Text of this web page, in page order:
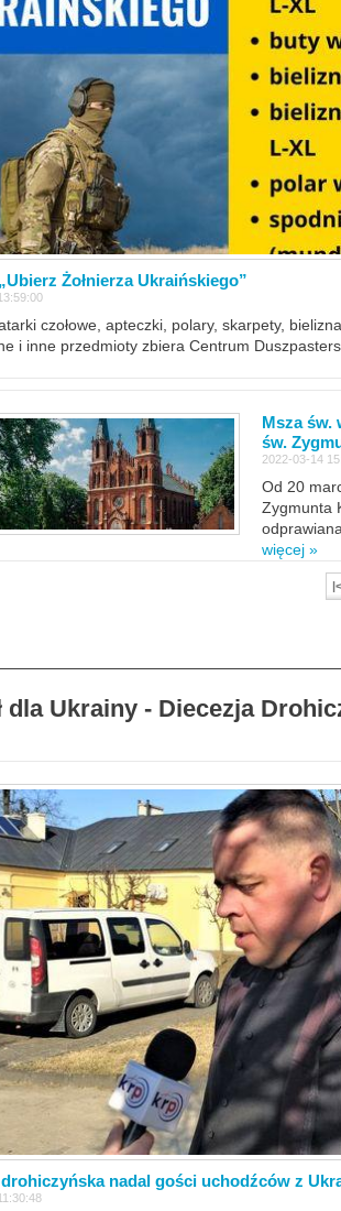
Żołnierza Ukraińskiego”
czołowe, apteczki, polary, skarpety,
i inne przedmioty zbiera Centrum
Msza św.
św.
2022-03-14
Od 20
Zygmunta
więcej »
dla Ukrainy - Diecezja
nadal gości uchodźców z